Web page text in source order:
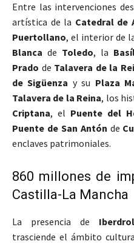
Entre las intervenciones
artística de la Catedral de
Puertollano, el interior de
Blanca de Toledo, la
Prado de Talavera de la
de Sigüenza y su Plaza
Talavera de la Reina, los
Criptana, el Puente del
Puente de San Antón de
enclaves patrimoniales.
860 millones de
Castilla-La Mancha
La presencia de
trasciende el ámbito